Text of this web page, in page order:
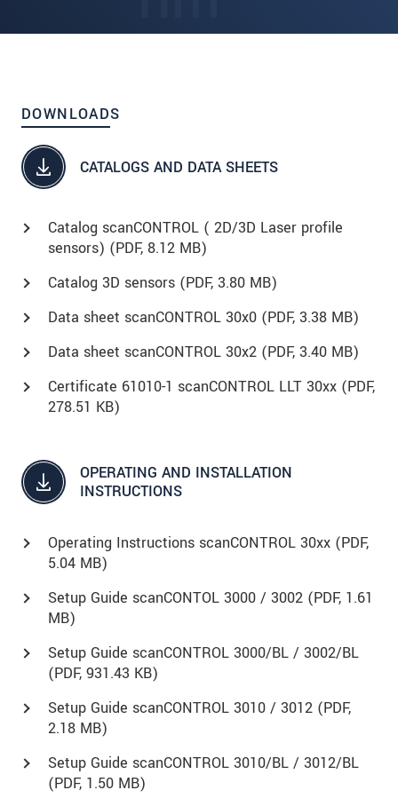
DOWNLOADS
CATALOGS AND DATA SHEETS
Catalog scanCONTROL ( 2D/3D Laser profile
sensors) (PDF, 8.12 MB)
Catalog 3D sensors (PDF, 3.80 MB)
Data sheet scanCONTROL 30x0 (PDF, 3.38 MB)
Data sheet scanCONTROL 30x2 (PDF, 3.40 MB)
Certificate 61010-1 scanCONTROL LLT 30xx (PDF,
278.51 KB)
OPERATING AND INSTALLATION
INSTRUCTIONS
Operating Instructions scanCONTROL 30xx (PDF,
5.04 MB)
Setup Guide scanCONTOL 3000 / 3002 (PDF, 1.61
MB)
Setup Guide scanCONTROL 3000/BL / 3002/BL
(PDF, 931.43 KB)
Setup Guide scanCONTROL 3010 / 3012 (PDF,
2.18 MB)
Setup Guide scanCONTROL 3010/BL / 3012/BL
(PDF, 1.50 MB)